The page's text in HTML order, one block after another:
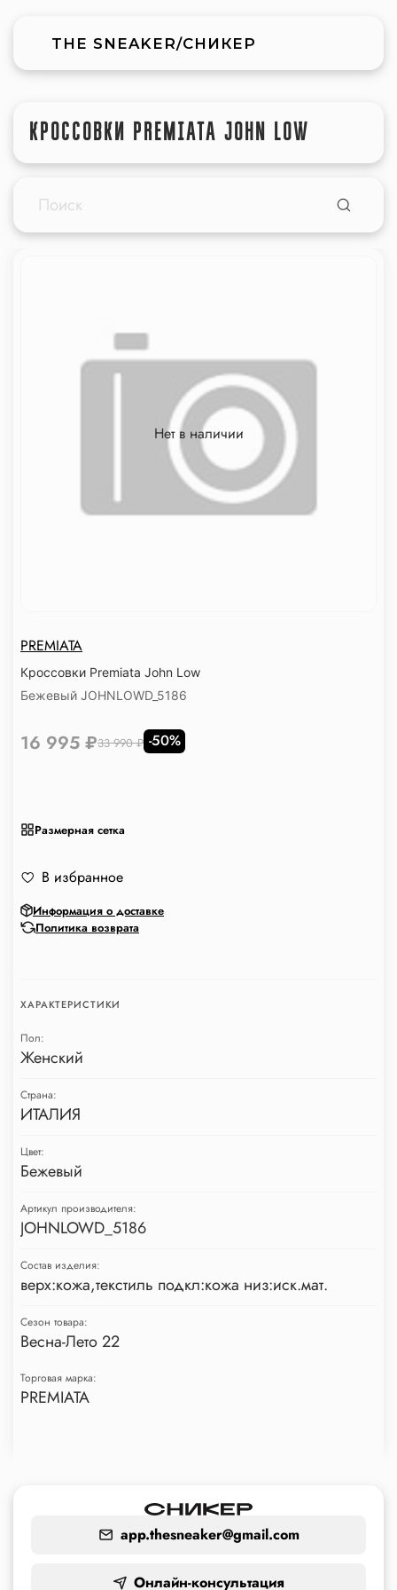
THE SNEAKER/СНИКЕР
КРОССОВКИ PREMIATA JOHN LOW
Нет в наличии
PREMIATA
Кроссовки Premiata John Low
Бежевый JOHNLOWD_5186
Размерная сетка
16 995 ₽33 990 ₽ -50%
В избранное
Информация о доставке
Политика возврата
ХАРАКТЕРИСТИКИ
Пол:
Женский
Страна:
ИТАЛИЯ
Цвет:
Бежевый
Артикул производителя:
JOHNLOWD_5186
Состав изделия:
верх:кожа,текстиль подкл:кожа низ:иск.мат.
Сезон товара:
Весна-Лето 22
Торговая марка:
PREMIATA
app.thesneaker@gmail.com
Онлайн-консультация